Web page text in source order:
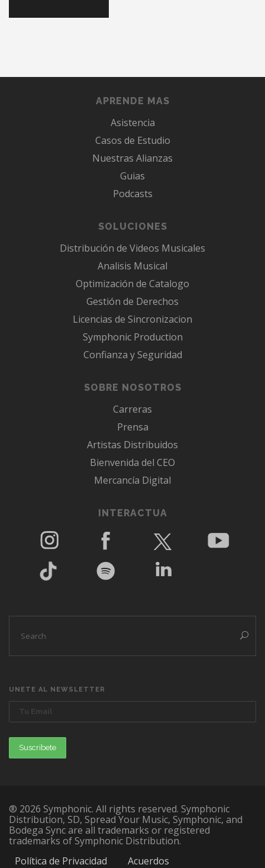
APRENDE MAS
Asistencia
Casos de Estudio
Nuestras Alianzas
Guias
Podcasts
SOLUCIONES
Distribución de Videos Musicales
Analisis Musical
Optimización de Catalogo
Gestión de Derechos
Licencias de Sincronizacion
Symphonic Production
Confianza y Seguridad
SOBRE NOSOTROS
Carreras
Prensa
Artistas Distribuidos
Bienvenida del CEO
Mercancía Digital
INTERACTUA
UNETE AL NEWSLETTER
® 2026 Symphonic. All rights reserved. Symphonic
Distribution, SD, Spread Your Music, Symphonic, and
Bodega Sync are all trademarks or registered
trademarks of Symphonic Distribution.
Política de Privacidad
Acuerdos